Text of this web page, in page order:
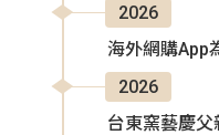
2026
海外網購App
2026
台東窯藝慶